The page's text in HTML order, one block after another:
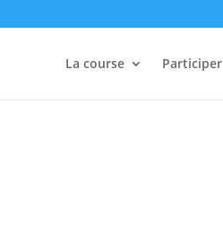
La course Participer